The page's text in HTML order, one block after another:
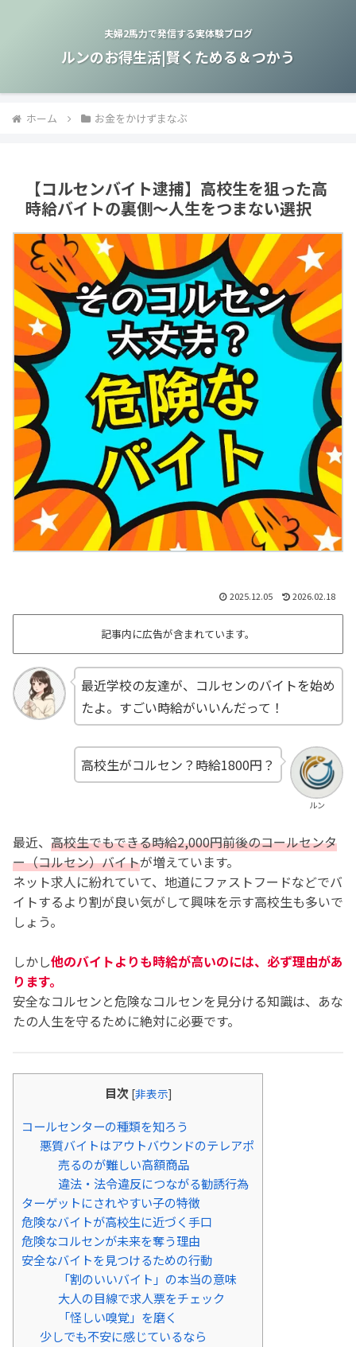
夫婦2馬力で発信する実体験ブログ
ルンのお得生活|賢くためる＆つかう
ホーム お金をかけずまなぶ
【コルセンバイト逮捕】高校生を狙った高
時給バイトの裏側～人生をつまない選択
2025.12.05 2026.02.18
記事内に広告が含まれています。
最近学校の友達が、コルセンのバイトを始め
たよ。すごい時給がいいんだって！
ルン
高校生がコルセン？時給1800円？
最近、 高校生でもできる時給2,000円前後のコールセンタ
ー（コルセン）バイトが増えています。
ネット求人に紛れていて、地道にファストフードなどでバ
イトするより割が良い気がして興味を示す高校生も多いで
しょう。
しかし他のバイトよりも時給が高いのには、必ず理由があ
ります。
安全なコルセンと危険なコルセンを見分ける知識は、あな
たの人生を守るために絶対に必要です。
目次 [非表示]
コールセンターの種類を知ろう
悪質バイトはアウトバウンドのテレアポ
売るのが難しい高額商品
違法・法令違反につながる勧誘行為
ターゲットにされやすい子の特徴
危険なバイトが高校生に近づく手口
危険なコルセンが未来を奪う理由
安全なバイトを見つけるための行動
「割のいいバイト」の本当の意味
大人の目線で求人票をチェック
「怪しい嗅覚」を磨く
少しでも不安に感じているなら